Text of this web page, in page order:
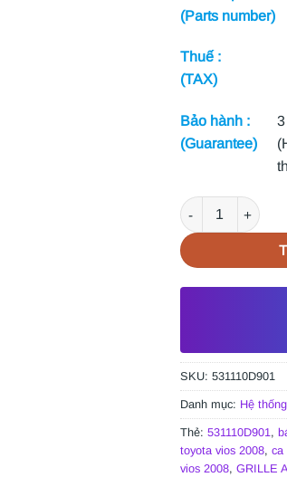
(Parts number)
Thuế :
(TAX)
Bảo hành :
(Guarantee)
CA LĂNG
SKU: 531110D901
Danh mục: Hệ
Thẻ: 531110D901 ,
toyota vios 2008, ca
vios 2008, GRILLE